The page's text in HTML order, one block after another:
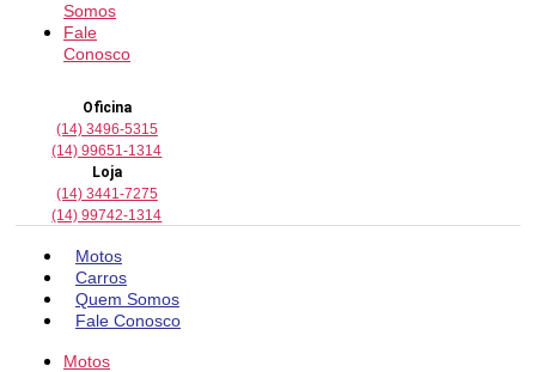
Somos
Fale
Conosco
Oficina
(14) 3496-5315
(14) 99651-1314
Loja
(14) 3441-7275
(14) 99742-1314
Motos
Carros
Quem Somos
Fale Conosco
Motos